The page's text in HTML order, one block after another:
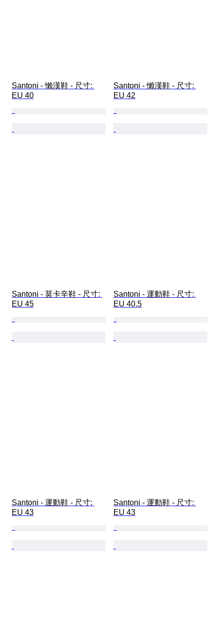
Santoni - 懶漢鞋 - 尺寸:
EU 40
Santoni - 懶漢鞋 - 尺寸:
EU 42
Santoni - 莫卡辛鞋 - 尺寸:
EU 45
Santoni - 運動鞋 - 尺寸:
EU 40.5
Santoni - 運動鞋 - 尺寸:
EU 43
Santoni - 運動鞋 - 尺寸:
EU 43